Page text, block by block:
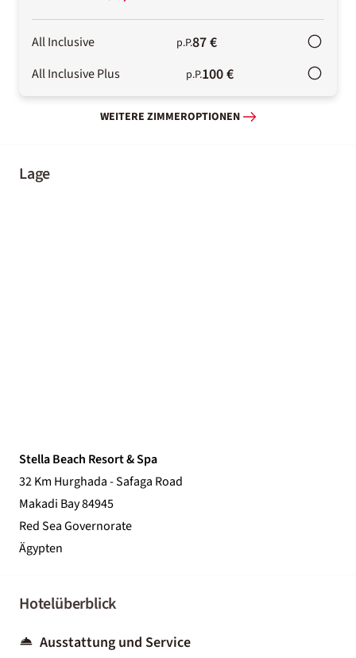
All Inclusive p.P.87 €
All Inclusive Plus p.P.100 €
WEITERE ZIMMEROPTIONEN
Lage
Stella Beach Resort & Spa
32 Km Hurghada - Safaga Road
Makadi Bay 84945
Red Sea Governorate
Ägypten
Hotelüberblick
Ausstattung und Service